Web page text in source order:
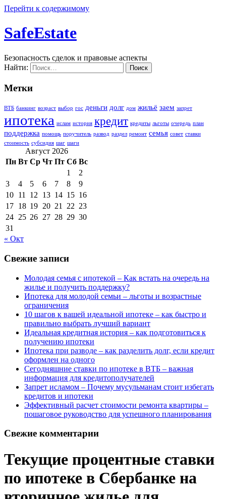
Перейти к содержимому
SafeEstate
Безопасность сделок и правовые аспекты
Найти:
Метки
ВТБ банкинг возраст выбор гос деньги долг дом жильё заем запрет
ипотека ислам история кредит кредиты льготы очередь план
поддержка помощь поручитель развод раздел ремонт семья совет ставки
стоимость субсидия шаг шаги
Август 2026
Пн Вт Ср Чт Пт Сб Вс
1
2
3
4 5 6 7 8
9
10 11 12 13 14 15 16
17 18 19 20 21 22 23
24 25 26 27 28 29 30
31
« Окт
Свежие записи
Молодая семья с ипотекой – Как встать на очередь на
жилье и получить поддержку?
Ипотека для молодой семьи – льготы и возрастные
ограничения
10 шагов к вашей идеальной ипотеке – как быстро и
правильно выбрать лучший вариант
Идеальная кредитная история – как подготовиться к
получению ипотеки
Ипотека при разводе – как разделить долг, если кредит
оформлен на одного
Сегодняшние ставки по ипотеке в ВТБ – важная
информация для кредитополучателей
Запрет исламом – Почему мусульманам стоит избегать
кредитов и ипотеки
Эффективный расчет стоимости ремонта квартиры –
пошаговое руководство для успешного планирования
Свежие комментарии
Текущие процентные ставки
по ипотеке в Сбербанке на